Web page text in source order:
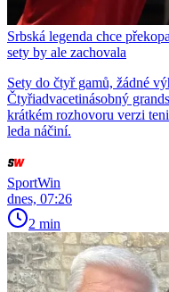
Srbská legenda chce
sety by ale zachovala
Sety do čtyř gamů, žádné
Čtyřiadvacetinásobný
krátkém rozhovoru verzi
leda náčiní.
SportWin
dnes, 07:26
2 min